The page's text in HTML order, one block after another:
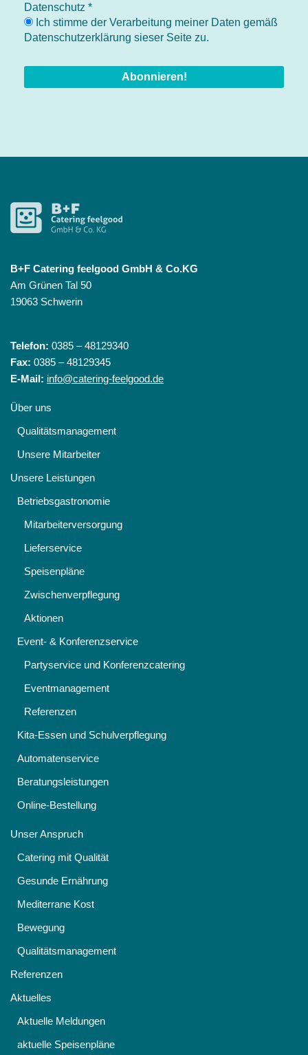
Datenschutz *
Ich stimme der Verarbeitung meiner Daten gemäß
Datenschutzerklärung sieser Seite zu.
B+F Catering feelgood GmbH & Co.KG
Am Grünen Tal 50
19063 Schwerin
Telefon: 0385 – 48129340
Fax: 0385 – 48129345
E-Mail: info@catering-feelgood.de
Über uns
Qualitätsmanagement
Unsere Mitarbeiter
Unsere Leistungen
Betriebsgastronomie
Mitarbeiterversorgung
Lieferservice
Speisenpläne
Zwischenverpflegung
Aktionen
Event- & Konferenzservice
Partyservice und Konferenzcatering
Eventmanagement
Referenzen
Kita-Essen und Schulverpflegung
Automatenservice
Beratungsleistungen
Online-Bestellung
Unser Anspruch
Catering mit Qualität
Gesunde Ernährung
Mediterrane Kost
Bewegung
Qualitätsmanagement
Referenzen
Aktuelles
Aktuelle Meldungen
aktuelle Speisenpläne